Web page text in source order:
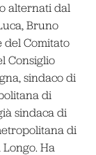
alternati dal
Bruno
del Comitato
Consiglio
sindaco di
di
sindaca di
di
Ha